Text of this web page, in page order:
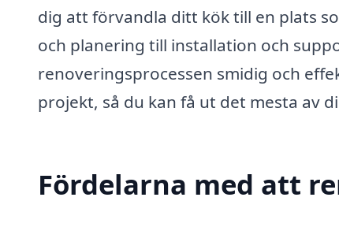
dig att förvandla ditt kök till en plats
och planering till installation och
renoveringsprocessen smidig och
projekt, så du kan få ut det mesta av
Fördelarna med att